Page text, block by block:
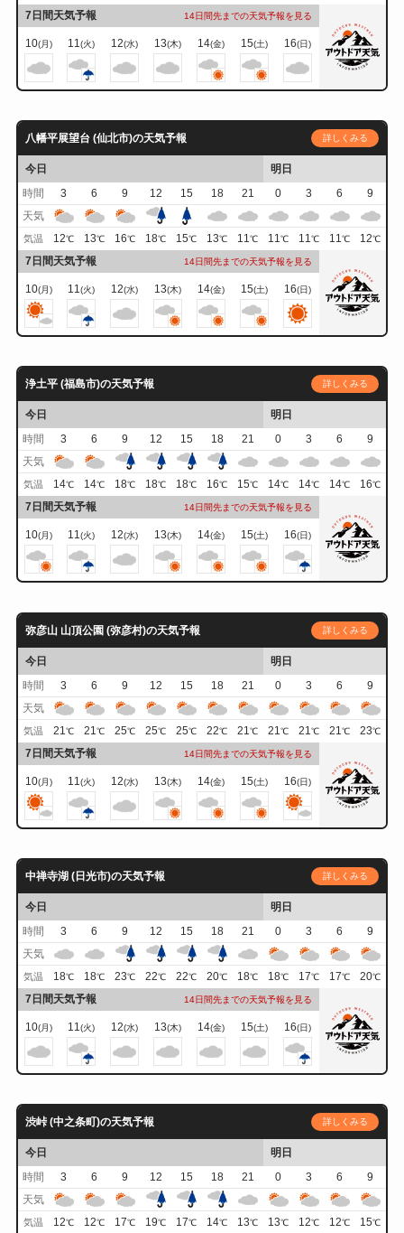
7日間天気予報 14日間先までの天気予報を見る
10(月) 11(火) 12(水) 13(木) 14(金) 15(土) 16(日)
八幡平展望台 (仙北市)の天気予報 詳しくみる
今日
明日
時間
3 6 9 12 15 18 21 0 3 6
9
天気
気温 12℃ 13℃ 16℃ 18℃ 15℃ 13℃ 11℃ 11℃ 11℃ 11℃ 12℃
7日間天気予報 14日間先までの天気予報を見る
10(月) 11(火) 12(水) 13(木) 14(金) 15(土) 16(日)
浄土平 (福島市)の天気予報 詳しくみる
今日
明日
時間
3 6 9 12 15 18 21 0 3 6
9
天気
気温 14℃ 14℃ 18℃ 18℃ 18℃ 16℃ 15℃ 14℃ 14℃ 14℃ 16℃
7日間天気予報 14日間先までの天気予報を見る
10(月) 11(火) 12(水) 13(木) 14(金) 15(土) 16(日)
弥彦山 山頂公園 (弥彦村)の天気予報 詳しくみる
今日
明日
時間
3 6 9 12 15 18 21 0 3 6
9
天気
気温 21℃ 21℃ 25℃ 25℃ 25℃ 22℃ 21℃ 21℃ 21℃ 21℃ 23℃
7日間天気予報 14日間先までの天気予報を見る
10(月) 11(火) 12(水) 13(木) 14(金) 15(土) 16(日)
中禅寺湖 (日光市)の天気予報 詳しくみる
今日
明日
時間
3 6 9 12 15 18 21 0 3 6
9
天気
気温 18℃ 18℃ 23℃ 22℃ 22℃ 20℃ 18℃ 18℃ 17℃ 17℃ 20℃
7日間天気予報 14日間先までの天気予報を見る
10(月) 11(火) 12(水) 13(木) 14(金) 15(土) 16(日)
渋峠 (中之条町)の天気予報 詳しくみる
今日
明日
時間
3 6 9 12 15 18 21 0 3 6
9
天気
気温 12℃ 12℃ 17℃ 19℃ 17℃ 14℃ 13℃ 13℃ 12℃ 12℃ 15℃